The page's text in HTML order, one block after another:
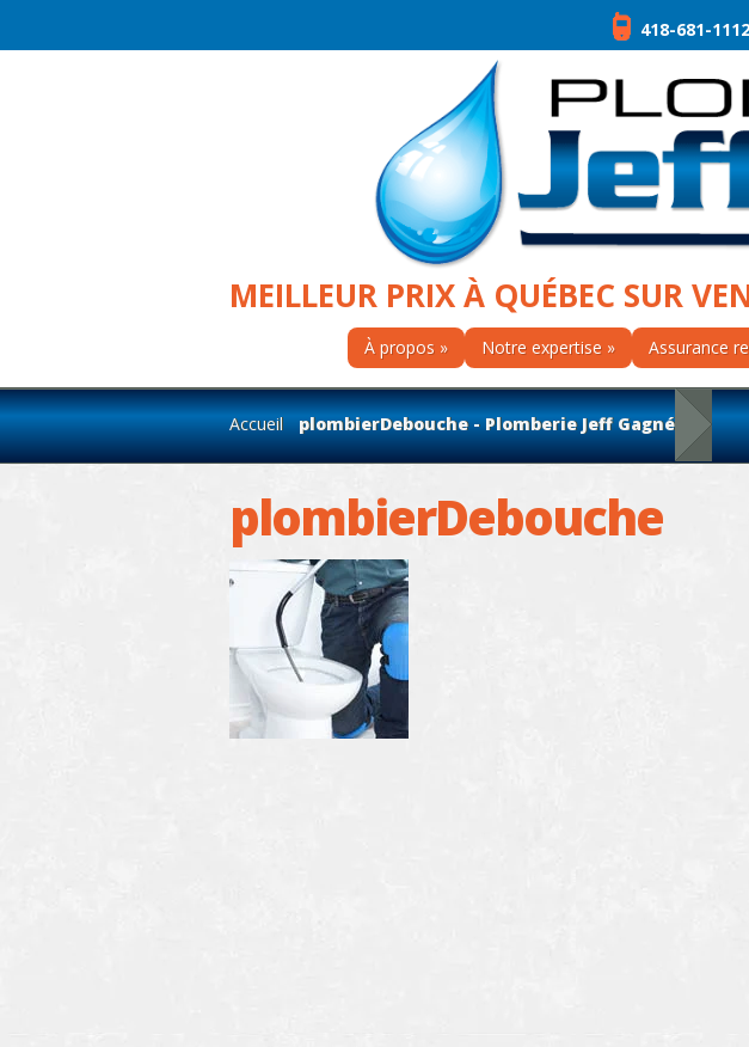
418-681-1112
MEILLEUR PRIX À QUÉBEC SUR
À propos Notre expertise Assurance
Accueil plombierDebouche - Plomberie Jeff Gagné
plombierDebouche